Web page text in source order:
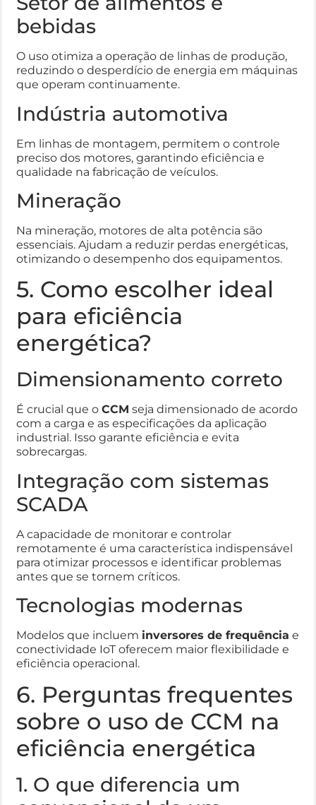
bebidas
O uso otimiza a operação de linhas de produção,
reduzindo o desperdício de energia em máquinas
que operam continuamente.
Indústria automotiva
Em linhas de montagem, permitem o controle
preciso dos motores, garantindo eficiência e
qualidade na fabricação de veículos.
Mineração
Na mineração, motores de alta potência são
essenciais. Ajudam a reduzir perdas energéticas,
otimizando o desempenho dos equipamentos.
5. Como escolher ideal
para eficiência
energética?
Dimensionamento correto
É crucial que o CCM seja dimensionado de acordo
com a carga e as especificações da aplicação
industrial. Isso garante eficiência e evita
sobrecargas.
Integração com sistemas
SCADA
A capacidade de monitorar e controlar
remotamente é uma característica indispensável
para otimizar processos e identificar problemas
antes que se tornem críticos.
Tecnologias modernas
Modelos que incluem inversores de frequência e
conectividade IoT oferecem maior flexibilidade e
eficiência operacional.
6. Perguntas frequentes
sobre o uso de CCM na
eficiência energética
1. O que diferencia um